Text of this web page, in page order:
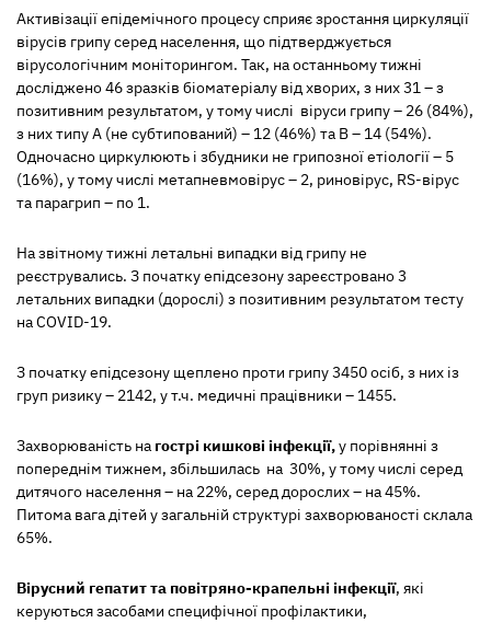
Активізації епідемічного процесу сприяє зростання циркуляції
вірусів грипу серед населення, що підтверджується
вірусологічним моніторингом. Так, на останньому тижні
досліджено 46 зразків біоматеріалу від хворих, з них 31 – з
позитивним результатом, у тому числі віруси грипу – 26 (84%),
з них типу А (не субтипований) – 12 (46%) та В – 14 (54%).
Одночасно циркулюють і збудники не грипозної етіології – 5
(16%), у тому числі метапневмовірус – 2, риновірус, RS-вірус
та парагрип – по 1.
На звітному тижні летальні випадки від грипу не
реєструвались. З початку епідсезону зареєстровано 3
летальних випадки (дорослі) з позитивним результатом тесту
на COVID-19.
З початку епідсезону щеплено проти грипу 3450 осіб, з них із
груп ризику – 2142, у т.ч. медичні працівники – 1455.
Захворюваність на гострі кишкові інфекції,у порівнянні з
попереднім тижнем, збільшилась на 30%, у тому числі серед
дитячого населення – на 22%, серед дорослих – на 45%.
Питома вага дітей у загальній структурі захворюваності склала
65%.
Вірусний гепатит та повітряно-крапельні інфекції, які
керуються засобами специфічної профілактики,